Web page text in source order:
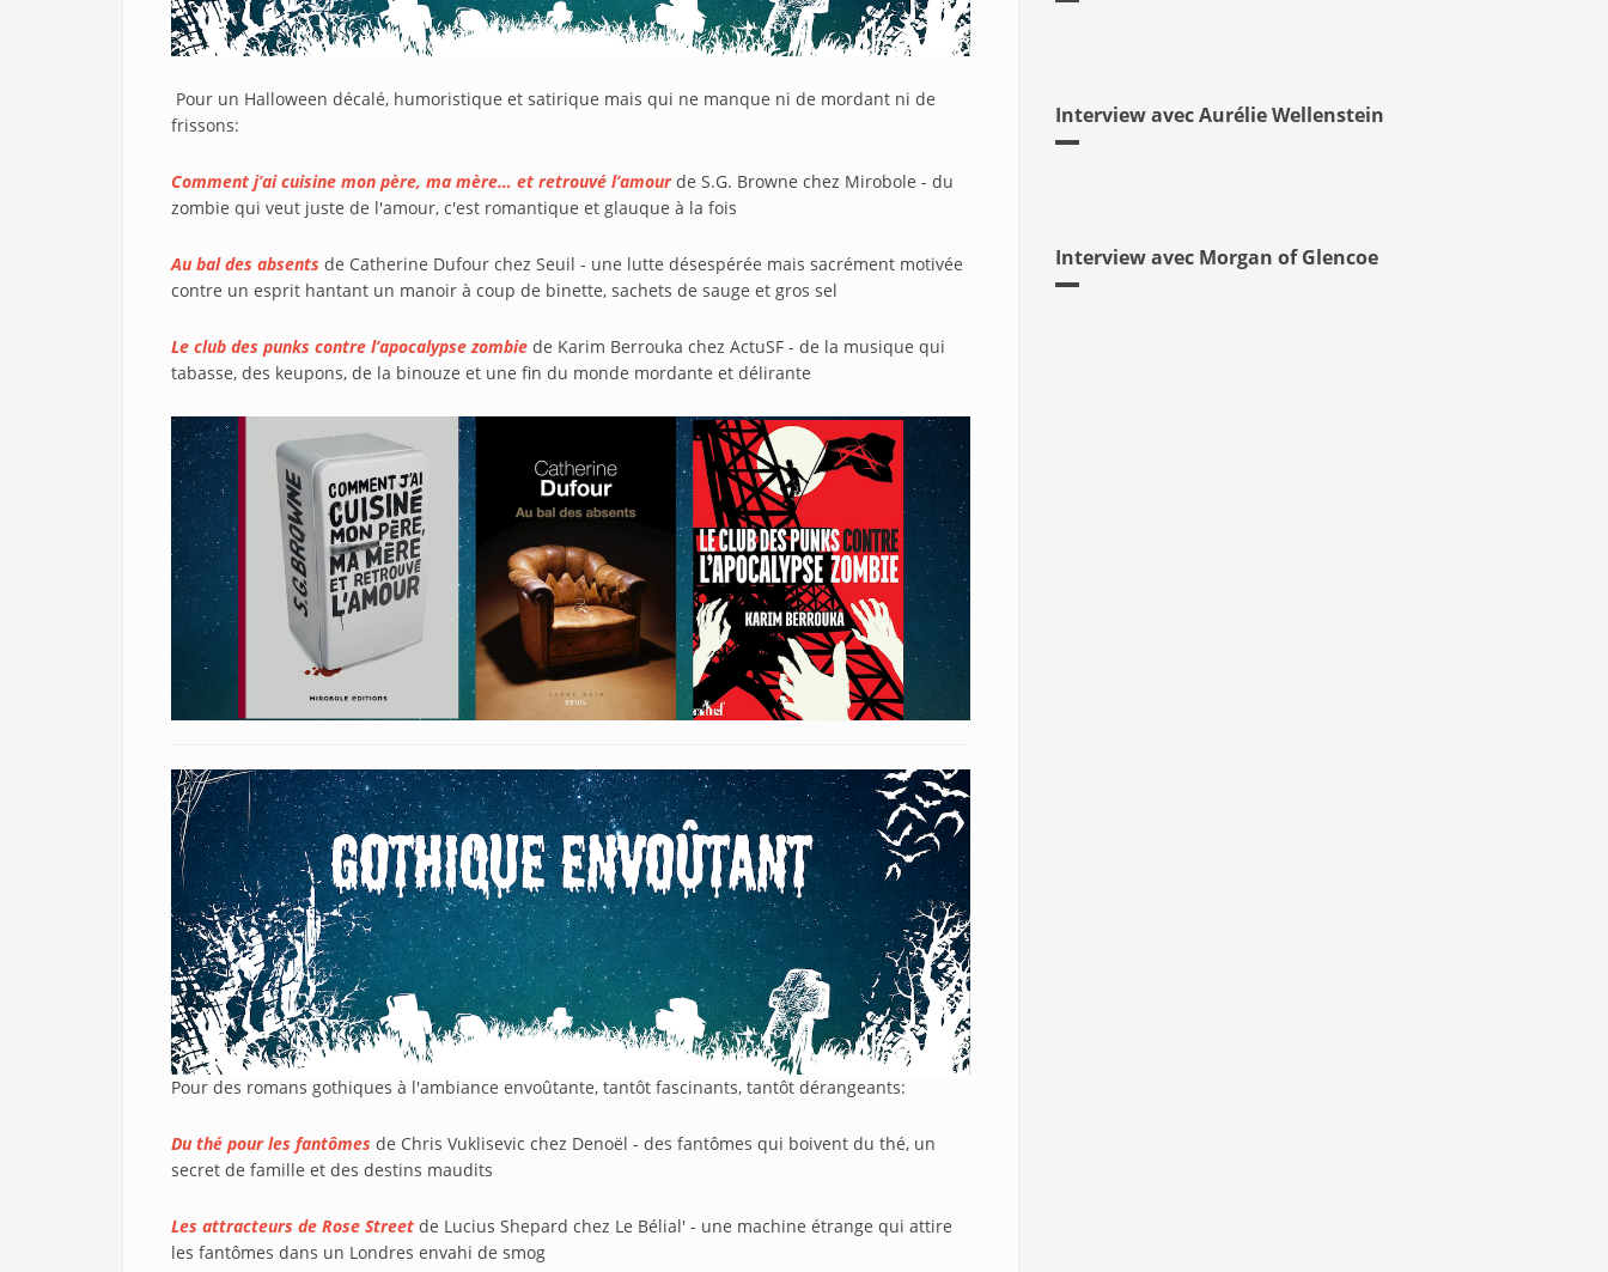
Pour un Halloween décalé, humoristique et satirique mais qui ne manque ni de mordant ni de
frissons:
Comment j’ai cuisine mon père, ma mère… et retrouvé l’amourde S.G. Browne chez Mirobole - du
zombie qui veut juste de l'amour, c'est romantique et glauque à la fois
Au bal des absents de Catherine Dufour chez Seuil - une lutte désespérée mais sacrément motivée
contre un esprit hantant un manoir à coup de binette, sachets de sauge et gros sel
Le club des punks contre l’apocalypse zombie de Karim Berrouka chez ActuSF - de la musique qui
tabasse, des keupons, de la binouze et une fin du monde mordante et délirante
Pour des romans gothiques à l'ambiance envoûtante, tantôt fascinants, tantôt dérangeants:
Du thé pour les fantômes de Chris Vuklisevic chez Denoël - des fantômes qui boivent du thé, un
secret de famille et des destins maudits
Les attracteurs de Rose Street de Lucius Shepard chez Le Bélial' - une machine étrange qui attire
les fantômes dans un Londres envahi de smog
Interview avec Aurélie Wellenstein
Interview avec Morgan of Glencoe